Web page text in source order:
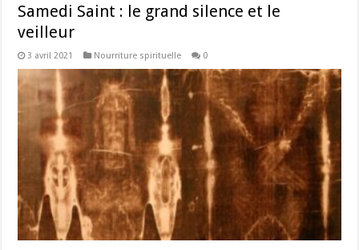
Samedi Saint : le grand silence et le
veilleur
3 avril 2021 Nourriture spirituelle 0